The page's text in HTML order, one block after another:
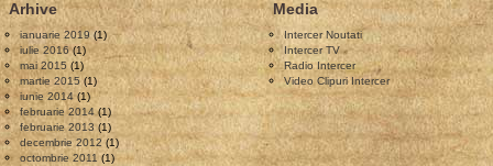
Arhive
ianuarie 2019(1)
iulie 2016(1)
mai 2015 (1)
martie 2015(1)
iunie 2014 (1)
februarie 2014(1)
februarie 2013(1)
decembrie 2012 (1)
octombrie 2011 (1)
Media
Intercer Noutati
Intercer TV
Radio Intercer
Video Clipuri Intercer